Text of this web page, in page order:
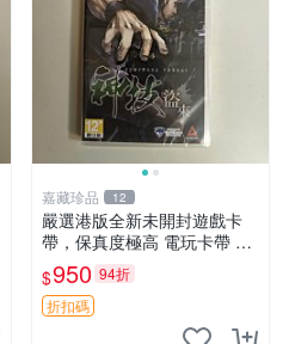
嘉藏珍品 12
嚴選港版全新未開封遊戲卡
帶，保真度極高 電玩卡帶 游
戲卡帶 卡片包裝
$950 94折
折扣碼